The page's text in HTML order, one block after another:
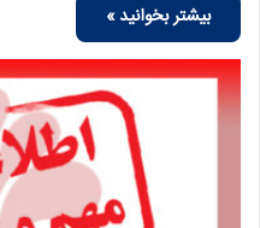
بیشتر بخوانید »